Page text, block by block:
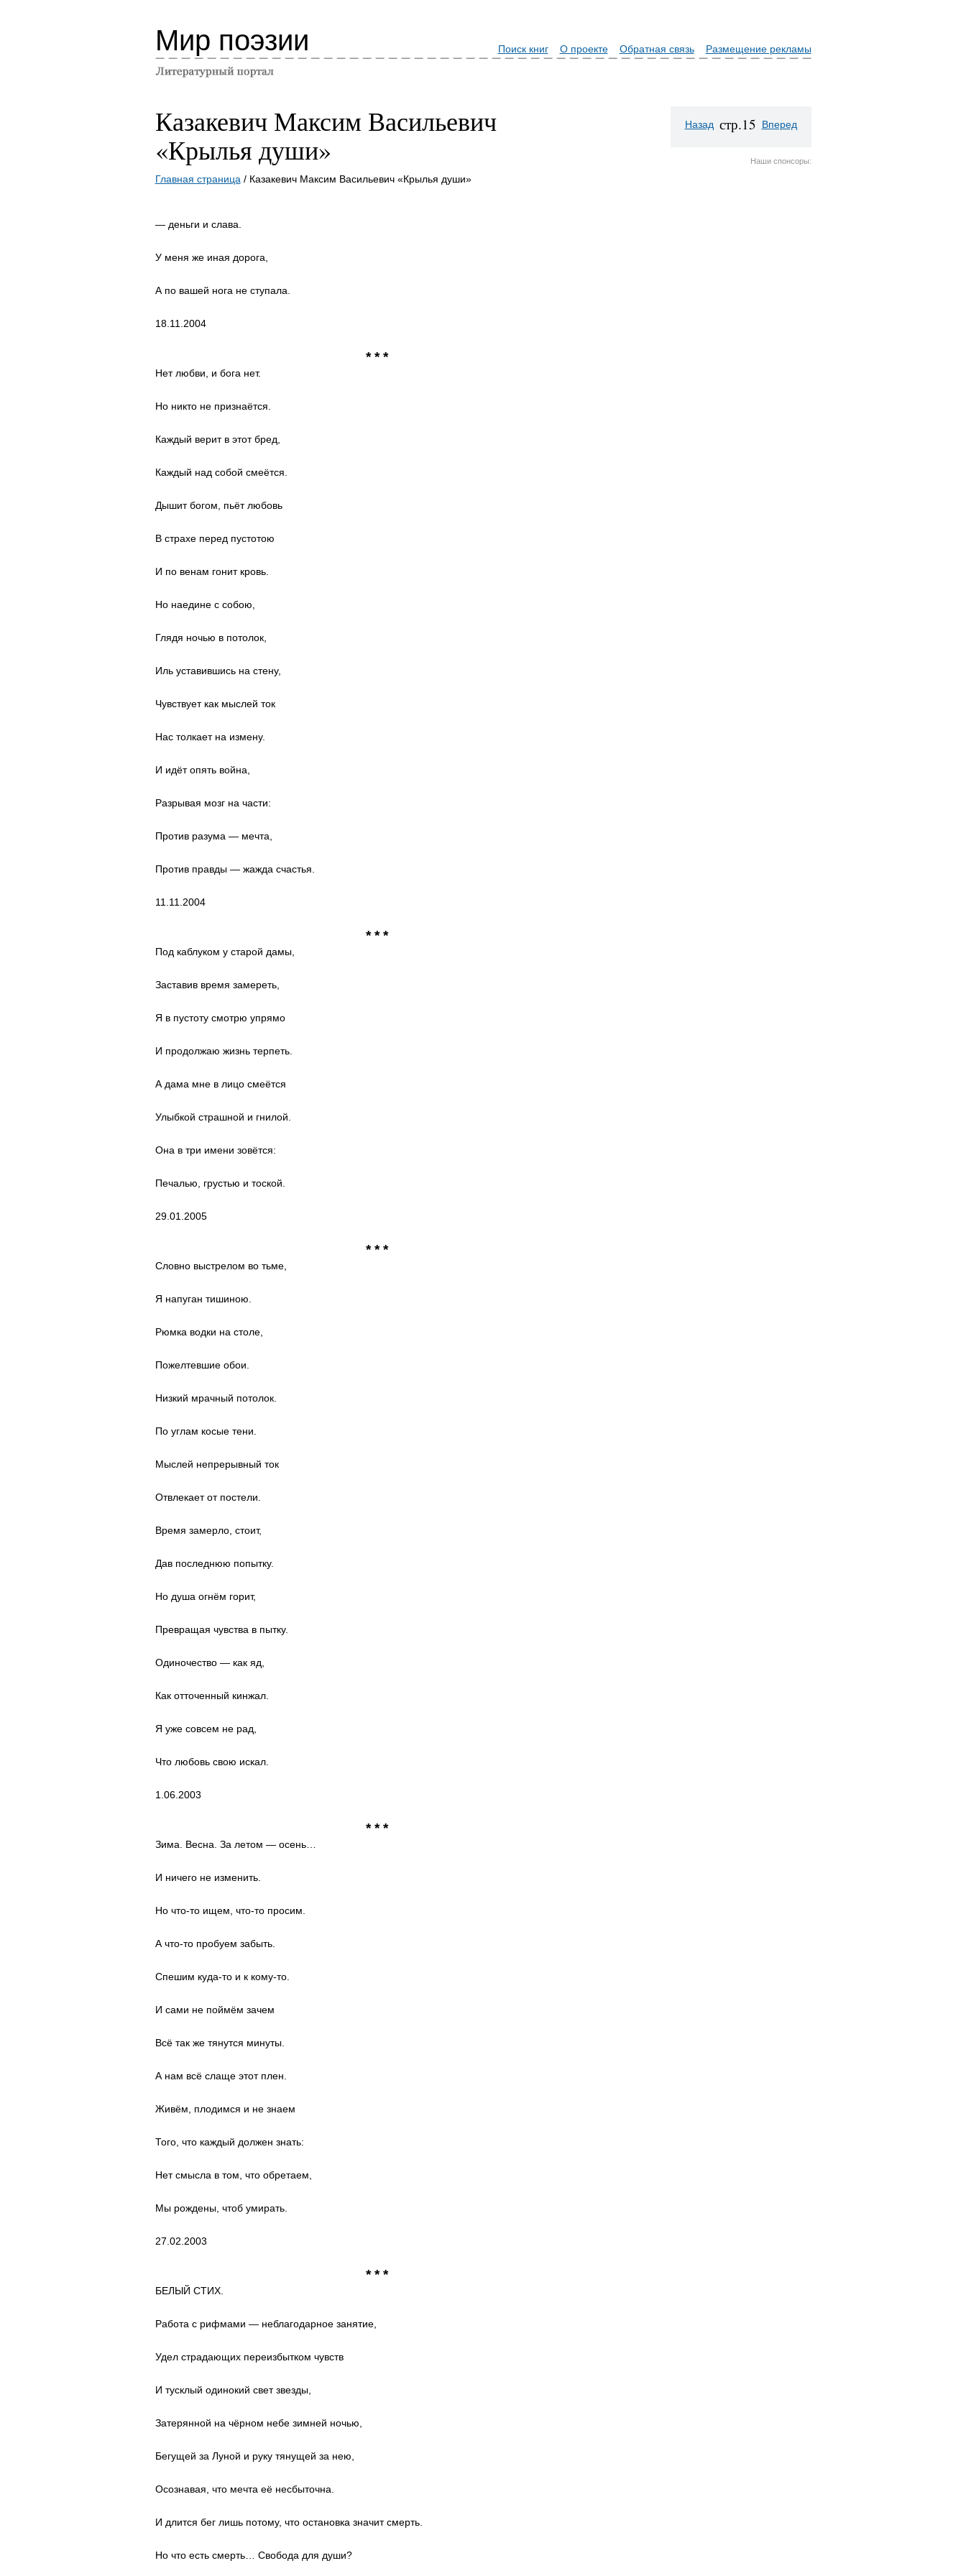
Мир поэзии Поиск книг О проекте Обратная связь Размещение рекламы
Казакевич Максим Васильевич
«Крылья души»
Главная страница / Казакевич Максим Васильевич «Крылья души»
— деньги и слава.
У меня же иная дорога,
А по вашей нога не ступала.
18.11.2004
* * *
Нет любви, и бога нет.
Но никто не признаётся.
Каждый верит в этот бред,
Каждый над собой смеётся.
Дышит богом, пьёт любовь
В страхе перед пустотою
И по венам гонит кровь.
Но наедине с собою,
Глядя ночью в потолок,
Иль уставившись на стену,
Чувствует как мыслей ток
Нас толкает на измену.
И идёт опять война,
Разрывая мозг на части:
Против разума — мечта,
Против правды — жажда счастья.
11.11.2004
* * *
Под каблуком у старой дамы,
Заставив время замереть,
Я в пустоту смотрю упрямо
И продолжаю жизнь терпеть.
А дама мне в лицо смеётся
Улыбкой страшной и гнилой.
Она в три имени зовётся:
Печалью, грустью и тоской.
29.01.2005
* * *
Словно выстрелом во тьме,
Я напуган тишиною.
Рюмка водки на столе,
Пожелтевшие обои.
Низкий мрачный потолок.
По углам косые тени.
Мыслей непрерывный ток
Отвлекает от постели.
Время замерло, стоит,
Дав последнюю попытку.
Но душа огнём горит,
Превращая чувства в пытку.
Одиночество — как яд,
Как отточенный кинжал.
Я уже совсем не рад,
Что любовь свою искал.
1.06.2003
* * *
Зима. Весна. За летом — осень…
И ничего не изменить.
Но что-то ищем, что-то просим.
А что-то пробуем забыть.
Спешим куда-то и к кому-то.
И сами не поймём зачем
Всё так же тянутся минуты.
А нам всё слаще этот плен.
Живём, плодимся и не знаем
Того, что каждый должен знать:
Нет смысла в том, что обретаем,
Мы рождены, чтоб умирать.
27.02.2003
* * *
БЕЛЫЙ СТИХ.
Работа с рифмами — неблагодарное занятие,
Удел страдающих переизбытком чувств
И тусклый одинокий свет звезды,
Затерянной на чёрном небе зимней ночью,
Бегущей за Луной и руку тянущей за нею,
Осознавая, что мечта её несбыточна.
И длится бег лишь потому, что остановка значит смерть.
Но что есть смерть… Свобода для души?
Назад стр.15 Вперед
Наши спонсоры: